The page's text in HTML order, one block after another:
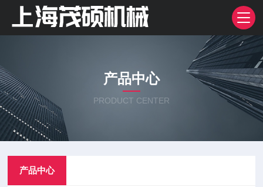
产品中心
PRODUCT CENTER
产品中心